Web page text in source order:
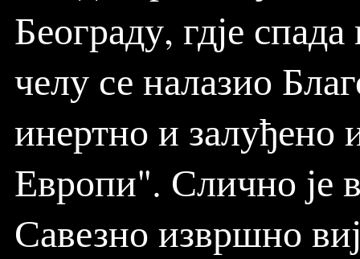
Београду, гдје
челу се налазио
инертно и залуђено
Европи". Слично је
Савезно извршно